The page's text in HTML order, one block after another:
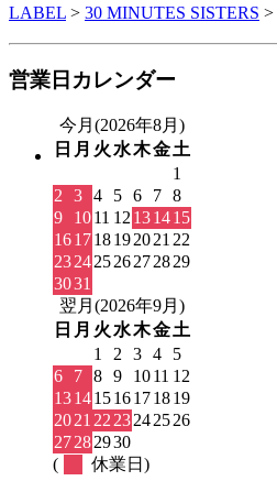
LABEL > 30 MINUTES SISTERS >
営業日カレンダー
今月(2026年8月)
日 月 火水木金土
1
2
3 4 5 6 7 8
9
1011 12131415
16171819202122
23242526272829
3031
翌月(2026年9月)
日 月 火水木金土
1
2 3 4
5
6
7 8 9 1011 12
13141516171819
20212223242526
27282930
(
休業日)